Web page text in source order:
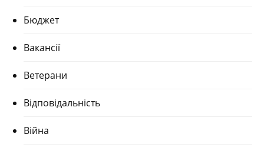
Бюджет
Вакансії
Ветерани
Відповідальність
Війна